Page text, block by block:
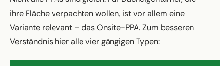
ihre Fläche verpachten wollen, ist vor allem eine
Variante relevant – das Onsite-PPA. Zum besseren
Verständnis hier alle vier gängigen Typen: